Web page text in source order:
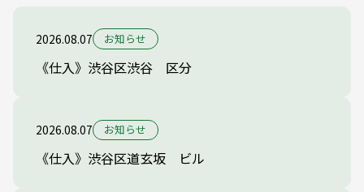
2026.08.07 お知らせ
《仕入》渋谷区渋谷 区分
2026.08.07 お知らせ
《仕入》渋谷区道玄坂 ビル